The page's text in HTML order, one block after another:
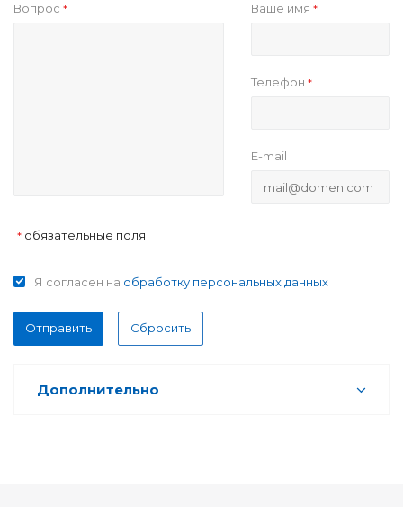
Вопрос * Ваше имя*
Телефон*
E-mail
* обязательные поля
Я согласен на обработку персональных данных
Отправить Сбросить
Дополнительно